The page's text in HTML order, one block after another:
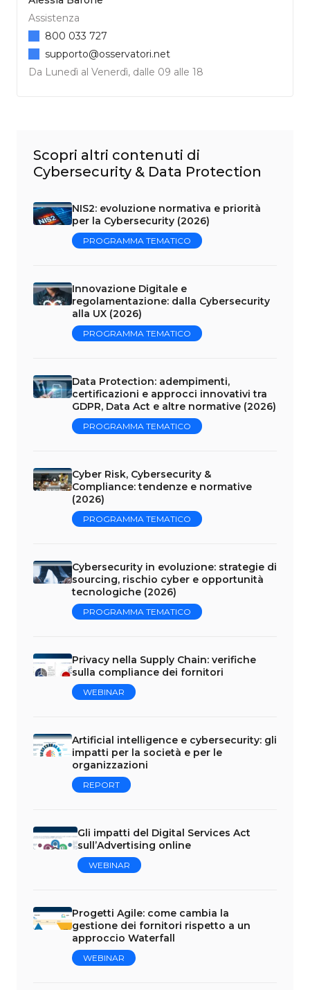
Assistenza
Da Lunedì al Venerdì, dalle 09 alle 18
800 033 727
supporto@osservatori.net
Scopri altri contenuti di
Cybersecurity & Data Protection
NIS2: evoluzione normativa e priorità
per la Cybersecurity (2026)
PROGRAMMA TEMATICO
Innovazione Digitale e
regolamentazione: dalla Cybersecurity
alla UX (2026)
PROGRAMMA TEMATICO
Data Protection: adempimenti,
certificazioni e approcci innovativi tra
GDPR, Data Act e altre normative (2026)
PROGRAMMA TEMATICO
Cyber Risk, Cybersecurity &
Compliance: tendenze e normative
(2026)
PROGRAMMA TEMATICO
Cybersecurity in evoluzione: strategie di
sourcing, rischio cyber e opportunità
tecnologiche (2026)
PROGRAMMA TEMATICO
Privacy nella Supply Chain: verifiche
sulla compliance dei fornitori
WEBINAR
Artificial intelligence e cybersecurity: gli
impatti per la società e per le
organizzazioni
REPORT
Gli impatti del Digital Services Act
sull’Advertising online
WEBINAR
Progetti Agile: come cambia la
gestione dei fornitori rispetto a un
approccio Waterfall
WEBINAR